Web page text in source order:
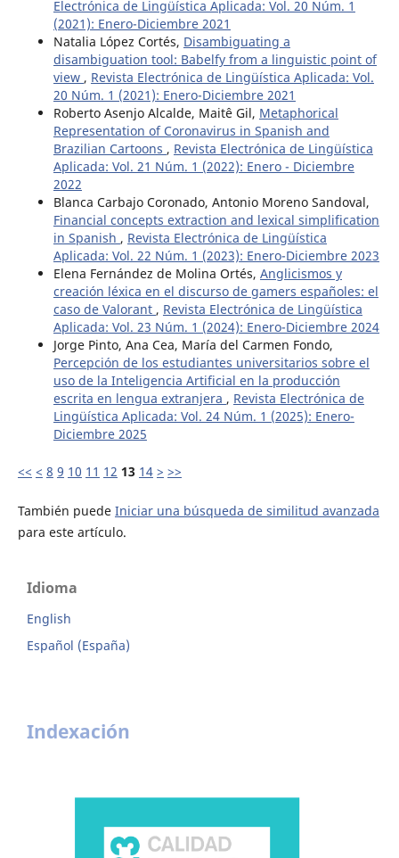
Electrónica de Lingüística Aplicada: Vol. 20 Núm. 1
(2021): Enero-Diciembre 2021
Natalia López Cortés, Disambiguating a
disambiguation tool: Babelfy from a linguistic point of
view , Revista Electrónica de Lingüística Aplicada: Vol.
20 Núm. 1 (2021): Enero-Diciembre 2021
Roberto Asenjo Alcalde, Maitê Gil, Metaphorical
Representation of Coronavirus in Spanish and
Brazilian Cartoons , Revista Electrónica de Lingüística
Aplicada: Vol. 21 Núm. 1 (2022): Enero - Diciembre
2022
Blanca Carbajo Coronado, Antonio Moreno Sandoval,
Financial concepts extraction and lexical simplification
in Spanish , Revista Electrónica de Lingüística
Aplicada: Vol. 22 Núm. 1 (2023): Enero-Diciembre 2023
Elena Fernández de Molina Ortés, Anglicismos y
creación léxica en el discurso de gamers españoles: el
caso de Valorant , Revista Electrónica de Lingüística
Aplicada: Vol. 23 Núm. 1 (2024): Enero-Diciembre 2024
Jorge Pinto, Ana Cea, María del Carmen Fondo,
Percepción de los estudiantes universitarios sobre el
uso de la Inteligencia Artificial en la producción
escrita en lengua extranjera , Revista Electrónica de
Lingüística Aplicada: Vol. 24 Núm. 1 (2025): Enero-
Diciembre 2025
<< < 8 9 10 11 12 13 14 > >>
También puede Iniciar una búsqueda de similitud avanzada
para este artículo.
Idioma
English
Español (España)
Indexación